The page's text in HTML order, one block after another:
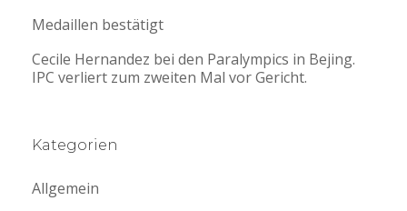
Medaillen bestätigt
Cecile Hernandez bei den Paralympics in Bejing.
IPC verliert zum zweiten Mal vor Gericht.
Kategorien
Allgemein